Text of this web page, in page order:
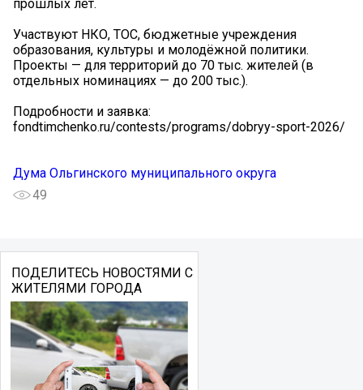
прошлых лет.
Участвуют НКО, ТОС, бюджетные учреждения
образования, культуры и молодёжной политики.
Проекты — для территорий до 70 тыс. жителей (в
отдельных номинациях — до 200 тыс.).
Подробности и заявка:
fondtimchenko.ru/contests/programs/dobryy-sport-2026/
Дума Ольгинского муниципального округа
49
ПОДЕЛИТЕСЬ НОВОСТЯМИ С
ЖИТЕЛЯМИ ГОРОДА